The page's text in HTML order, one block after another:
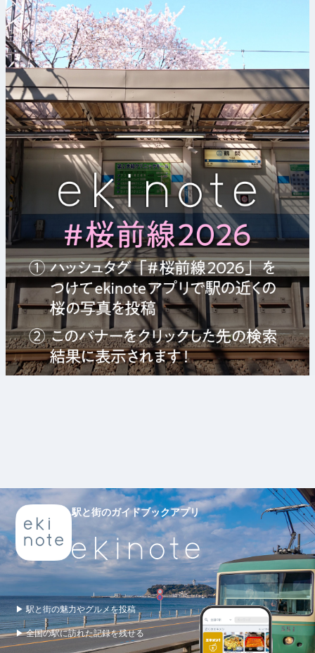
駅と街のガイドブックアプリ
▶ 駅と街の魅力やグルメを投稿
▶ 全国の駅に訪れた記録を残せる